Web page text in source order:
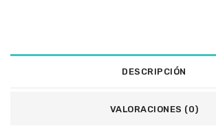
DESCRIPCIÓN
VALORACIONES (0)